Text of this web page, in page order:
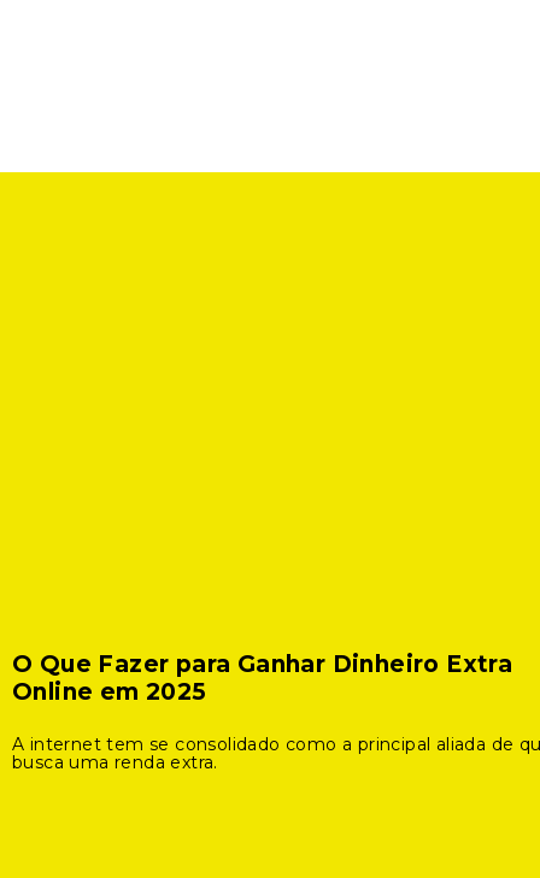
O Que Fazer para Ganhar Dinheiro Extra
Online em 2025
A internet tem se consolidado como a principal aliada de
busca uma renda extra.